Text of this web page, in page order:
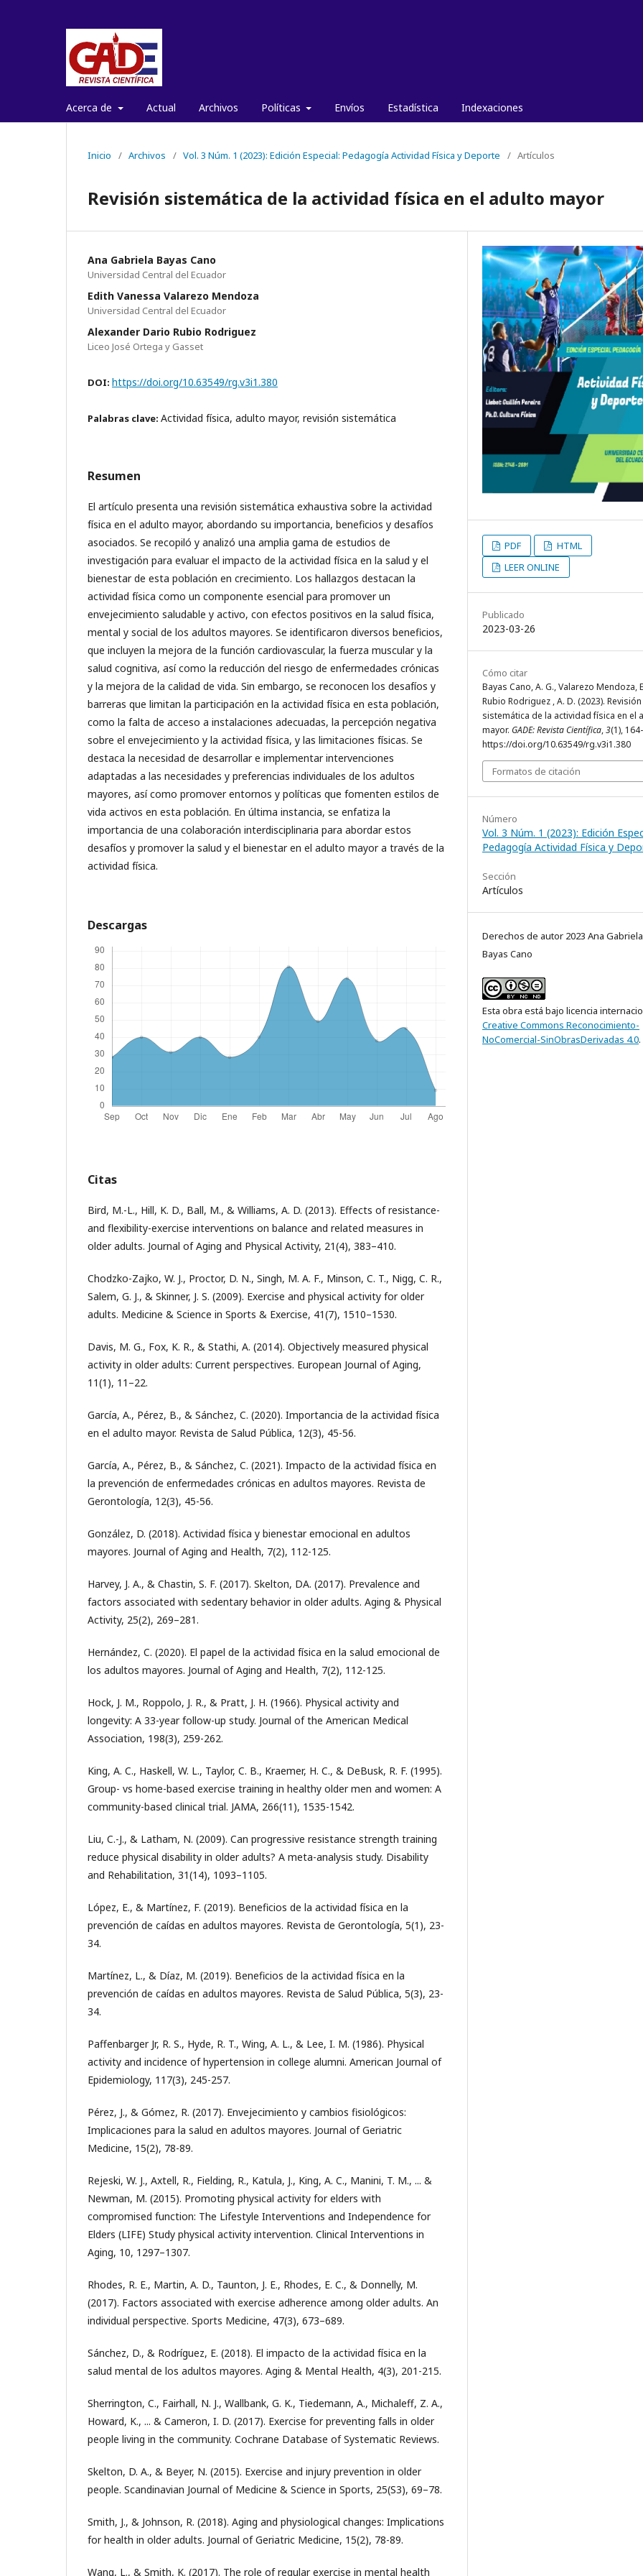
Acerca de Actual Archivos Políticas Envíos Estadística Indexaciones
Inicio / Archivos / Vol. 3 Núm. 1 (2023): Edición Especial: Pedagogía Actividad Física y Deporte / Artículos
Revisión sistemática de la actividad física en el adulto mayor
Ana Gabriela Bayas Cano
Universidad Central del Ecuador
Edith Vanessa Valarezo Mendoza
Universidad Central del Ecuador
Alexander Dario Rubio Rodriguez
Liceo José Ortega y Gasset
DOI: https://doi.org/10.63549/rg.v3i1.380
Palabras clave: Actividad física, adulto mayor, revisión sistemática
Resumen
El artículo presenta una revisión sistemática exhaustiva sobre la actividad
física en el adulto mayor, abordando su importancia, beneficios y desafíos
asociados. Se recopiló y analizó una amplia gama de estudios de
investigación para evaluar el impacto de la actividad física en la salud y el
bienestar de esta población en crecimiento. Los hallazgos destacan la
actividad física como un componente esencial para promover un
envejecimiento saludable y activo, con efectos positivos en la salud física,
mental y social de los adultos mayores. Se identificaron diversos beneficios,
que incluyen la mejora de la función cardiovascular, la fuerza muscular y la
salud cognitiva, así como la reducción del riesgo de enfermedades crónicas
y la mejora de la calidad de vida. Sin embargo, se reconocen los desafíos y
barreras que limitan la participación en la actividad física en esta población,
como la falta de acceso a instalaciones adecuadas, la percepción negativa
sobre el envejecimiento y la actividad física, y las limitaciones físicas. Se
destaca la necesidad de desarrollar e implementar intervenciones
adaptadas a las necesidades y preferencias individuales de los adultos
mayores, así como promover entornos y políticas que fomenten estilos de
vida activos en esta población. En última instancia, se enfatiza la
importancia de una colaboración interdisciplinaria para abordar estos
desafíos y promover la salud y el bienestar en el adulto mayor a través de la
actividad física.
Descargas
Citas
Bird, M.-L., Hill, K. D., Ball, M., & Williams, A. D. (2013). Effects of resistance-
and flexibility-exercise interventions on balance and related measures in
older adults. Journal of Aging and Physical Activity, 21(4), 383–410.
Chodzko-Zajko, W. J., Proctor, D. N., Singh, M. A. F., Minson, C. T., Nigg, C. R.,
Salem, G. J., & Skinner, J. S. (2009). Exercise and physical activity for older
adults. Medicine & Science in Sports & Exercise, 41(7), 1510–1530.
Davis, M. G., Fox, K. R., & Stathi, A. (2014). Objectively measured physical
activity in older adults: Current perspectives. European Journal of Aging,
11(1), 11–22.
García, A., Pérez, B., & Sánchez, C. (2020). Importancia de la actividad física
en el adulto mayor. Revista de Salud Pública, 12(3), 45-56.
García, A., Pérez, B., & Sánchez, C. (2021). Impacto de la actividad física en
la prevención de enfermedades crónicas en adultos mayores. Revista de
Gerontología, 12(3), 45-56.
González, D. (2018). Actividad física y bienestar emocional en adultos
mayores. Journal of Aging and Health, 7(2), 112-125.
Harvey, J. A., & Chastin, S. F. (2017). Skelton, DA. (2017). Prevalence and
factors associated with sedentary behavior in older adults. Aging & Physical
Activity, 25(2), 269–281.
Hernández, C. (2020). El papel de la actividad física en la salud emocional de
los adultos mayores. Journal of Aging and Health, 7(2), 112-125.
Hock, J. M., Roppolo, J. R., & Pratt, J. H. (1966). Physical activity and
longevity: A 33-year follow-up study. Journal of the American Medical
Association, 198(3), 259-262.
King, A. C., Haskell, W. L., Taylor, C. B., Kraemer, H. C., & DeBusk, R. F. (1995).
Group- vs home-based exercise training in healthy older men and women: A
community-based clinical trial. JAMA, 266(11), 1535-1542.
Liu, C.-J., & Latham, N. (2009). Can progressive resistance strength training
reduce physical disability in older adults? A meta-analysis study. Disability
and Rehabilitation, 31(14), 1093–1105.
López, E., & Martínez, F. (2019). Beneficios de la actividad física en la
prevención de caídas en adultos mayores. Revista de Gerontología, 5(1), 23-
34.
Martínez, L., & Díaz, M. (2019). Beneficios de la actividad física en la
prevención de caídas en adultos mayores. Revista de Salud Pública, 5(3), 23-
34.
Paffenbarger Jr, R. S., Hyde, R. T., Wing, A. L., & Lee, I. M. (1986). Physical
activity and incidence of hypertension in college alumni. American Journal of
Epidemiology, 117(3), 245-257.
Pérez, J., & Gómez, R. (2017). Envejecimiento y cambios fisiológicos:
Implicaciones para la salud en adultos mayores. Journal of Geriatric
Medicine, 15(2), 78-89.
Rejeski, W. J., Axtell, R., Fielding, R., Katula, J., King, A. C., Manini, T. M., ... &
Newman, M. (2015). Promoting physical activity for elders with
compromised function: The Lifestyle Interventions and Independence for
Elders (LIFE) Study physical activity intervention. Clinical Interventions in
Aging, 10, 1297–1307.
Rhodes, R. E., Martin, A. D., Taunton, J. E., Rhodes, E. C., & Donnelly, M.
(2017). Factors associated with exercise adherence among older adults. An
individual perspective. Sports Medicine, 47(3), 673–689.
Sánchez, D., & Rodríguez, E. (2018). El impacto de la actividad física en la
salud mental de los adultos mayores. Aging & Mental Health, 4(3), 201-215.
Sherrington, C., Fairhall, N. J., Wallbank, G. K., Tiedemann, A., Michaleff, Z. A.,
Howard, K., ... & Cameron, I. D. (2017). Exercise for preventing falls in older
people living in the community. Cochrane Database of Systematic Reviews.
Skelton, D. A., & Beyer, N. (2015). Exercise and injury prevention in older
people. Scandinavian Journal of Medicine & Science in Sports, 25(S3), 69–78.
Smith, J., & Johnson, R. (2018). Aging and physiological changes: Implications
for health in older adults. Journal of Geriatric Medicine, 15(2), 78-89.
Wang, L., & Smith, K. (2017). The role of regular exercise in mental health
PDF
HTML
LEER ONLINE
Publicado
2023-03-26
Cómo citar
Bayas Cano, A. G., Valarezo Mendoza,
Rubio Rodriguez , A. D. (2023). Revisión
sistemática de la actividad física en el
mayor. GADE: Revista Científica,3(1),
https://doi.org/10.63549/rg.v3i1.380
Formatos de citación
Número
Vol. 3 Núm. 1 (2023): Edición
Pedagogía Actividad Física y
Sección
Artículos
Derechos de autor 2023 Ana Gabriela
Bayas Cano
Esta obra está bajo licencia
Creative Commons Reconocimiento-
NoComercial-SinObrasDerivadas 4.0.